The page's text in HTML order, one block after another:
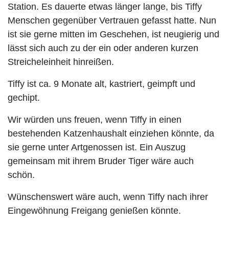
Station. Es dauerte etwas länger lange, bis Tiffy
Menschen gegenüber Vertrauen gefasst hatte. Nun
ist sie gerne mitten im Geschehen, ist neugierig und
lässt sich auch zu der ein oder anderen kurzen
Streicheleinheit hinreißen.
Tiffy ist ca. 9 Monate alt, kastriert, geimpft und
gechipt.
Wir würden uns freuen, wenn Tiffy in einen
bestehenden Katzenhaushalt einziehen könnte, da
sie gerne unter Artgenossen ist. Ein Auszug
gemeinsam mit ihrem Bruder Tiger wäre auch
schön.
Wünschenswert wäre auch, wenn Tiffy nach ihrer
Eingewöhnung Freigang genießen könnte.